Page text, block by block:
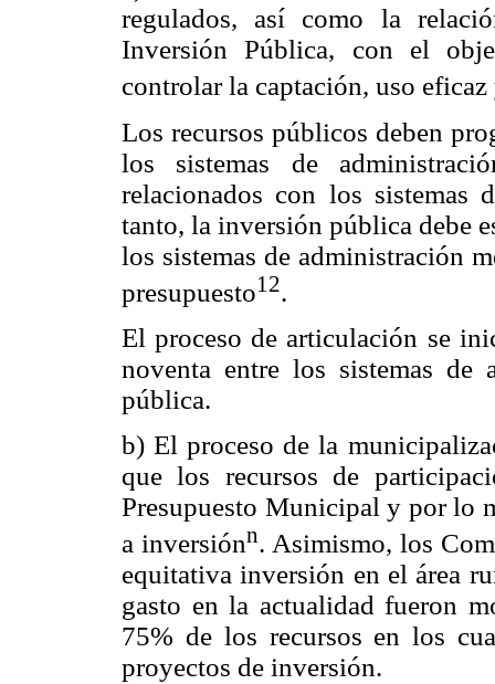
regulados, así como la
Inversión Pública, con el
controlar la captación, uso
Los recursos públicos deben
los sistemas de
relacionados con los sistemas
tanto, la inversión pública debe
los sistemas de administración
presupuesto12.
El proceso de articulación se
noventa entre los sistemas de
pública.
b) El proceso de la
que los recursos de
Presupuesto Municipal y por lo
a inversiónn. Asimismo, los
equitativa inversión en el área
gasto en la actualidad fueron
75% de los recursos en los
proyectos de inversión.